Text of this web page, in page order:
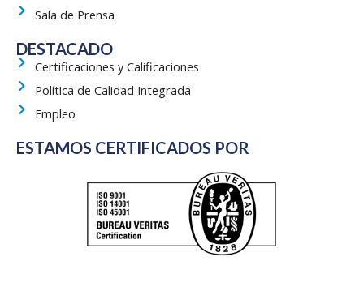
Sala de Prensa
DESTACADO
Certificaciones y Calificaciones
Política de Calidad Integrada
Empleo
ESTAMOS CERTIFICADOS POR